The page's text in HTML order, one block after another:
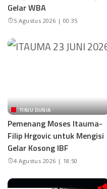
Gelar WBA
5 Agustus 2026 | 00:35
TINJU DUNIA
Pemenang Moses Itauma-
Filip Hrgovic untuk Mengisi
Gelar Kosong IBF
4 Agustus 2026 | 18:50